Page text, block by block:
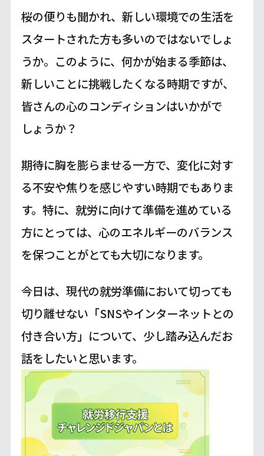
桜の便りも聞かれ、新しい環境での生活を
スタートされた方も多いのではないでしょ
うか。このように、何かが始まる季節は、
新しいことに挑戦したくなる時期ですが、
皆さんの心のコンディションはいかがで
しょうか？
期待に胸を膨らませる一方で、変化に対す
る不安や焦りを感じやすい時期でもありま
す。特に、就労に向けて準備を進めている
方にとっては、心のエネルギーのバランス
を保つことがとても大切になります。
今日は、現代の就労準備において切っても
切り離せない「SNSやインターネットとの
付き合い方」について、少し踏み込んだお
話をしたいと思います。